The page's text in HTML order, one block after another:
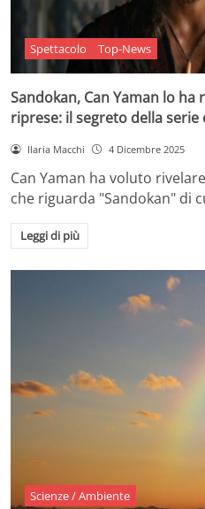
Spettacolo Top-News
Sandokan, Can Yaman lo
riprese: il segreto della
Ilaria Macchi 4 Dicembre 2025
Can Yaman ha voluto
che riguarda "Sandokan" di
Leggi di più
Scienze / Ambiente